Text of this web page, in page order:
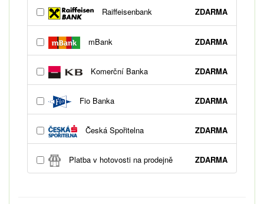
Raiffeisenbank ZDARMA
mBank ZDARMA
Komerční Banka ZDARMA
Fio Banka ZDARMA
Česká Spořitelna ZDARMA
Platba v hotovosti na prodejně ZDARMA